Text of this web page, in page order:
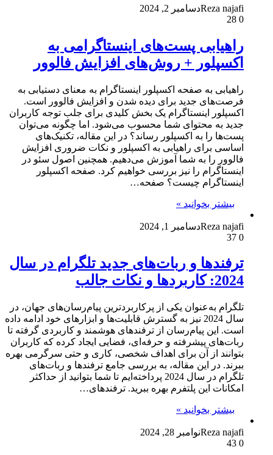
Reza najafiدسامبر 2, 2024
0
راهیابی پست‌های اینستاگرامی به
اکسپلور + روش‌های افزایش فالوور
راهیابی به صفحه اکسپلور اینستاگرام به معنای دستیابی به
فرصت‌های جدید برای دیده شدن و افزایش فالوور است.
اکسپلور اینستاگرام یک بخش کلیدی برای جلب توجه کاربران
جدید به محتوای شما محسوب می‌شود. اما چگونه می‌توان
پست‌ها را به اکسپلور رساند؟ در این مقاله، تکنیک‌های
اساسی برای راهیابی به اکسپلور و نکات ضروری افزایش
فالوور را به شما آموزش می‌دهیم. همچنین اصول سئو در
اینستاگرام را نیز بررسی خواهیم کرد. صفحه اکسپلور
اینستاگرام چیست؟ صفحه…
بیشتر بخوانید »
Reza najafiدسامبر 1, 2024
0
ترفندها و ربات‌های جدید تلگرام در سال
2024: کاربردها و نکات جالب
تلگرام به‌عنوان یکی از پرکاربردترین پیام‌رسان‌های جهان، در
سال 2024 نیز به گسترش قابلیت‌ها و ابزارهای خود ادامه داده
است. این پیام‌رسان از ترفندهای هوشمند و کاربردی گرفته تا
ربات‌های پیشرفته و حرفه‌ای، فضایی ایجاد کرده که کاربران
بتوانند از آن برای اهداف شخصی، کاری و حتی سرگرمی بهره
ببرند. در این مقاله، به بررسی جامع ترفندها و ربات‌های
تلگرام در سال 2024 پرداخته‌ایم تا شما بتوانید از حداکثر
امکانات این پلتفرم بهره ببرید. ترفندهای…
بیشتر بخوانید »
Reza najafiنوامبر 28, 2024
0